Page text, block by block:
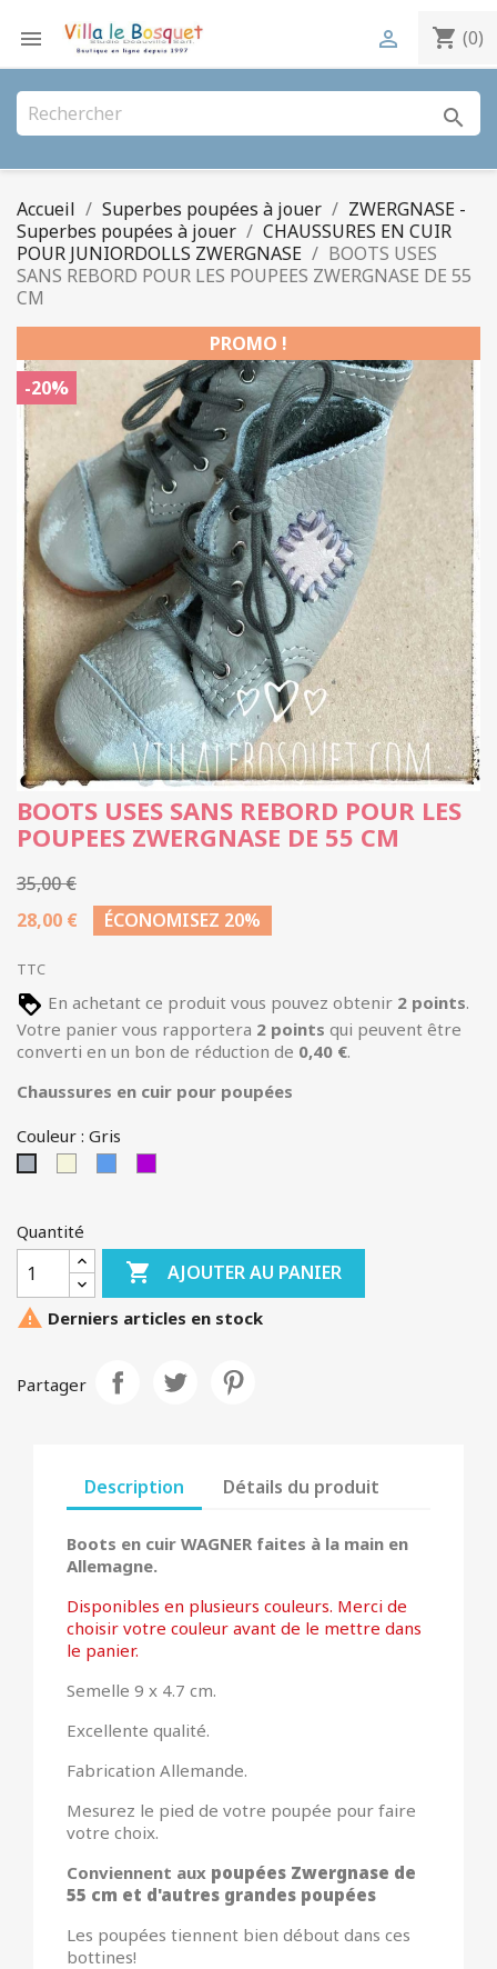
 shopping_cart (0)

search
Accueil Superbes poupées à jouer
ZWERGNASE -
Superbes poupées à jouer
CHAUSSURES EN CUIR
POUR JUNIORDOLLS ZWERGNASE
BOOTS USES
SANS REBORD POUR LES POUPEES ZWERGNASE DE 55
CM
PROMO !
-20%
BOOTS USES SANS REBORD POUR LES
POUPEES ZWERGNASE DE 55 CM
35,00 €
28,00 €
ÉCONOMISEZ 20%
TTC
En achetant ce produit vous pouvez obtenir 2 points.
Votre panier vous rapportera 2 points qui peuvent être
converti en un bon de réduction de 0,40 €.
Chaussures en cuir pour poupées
Couleur : Gris
Quantité
 AJOUTER AU PANIER
 Derniers articles en stock
Partager
Description Détails du produit
Boots en cuir WAGNER faites à la main en
Allemagne.
Disponibles en plusieurs couleurs. Merci de
choisir votre couleur avant de le mettre dans
le panier.
Semelle 9 x 4.7 cm.
Excellente qualité.
Fabrication Allemande.
Mesurez le pied de votre poupée pour faire
votre choix.
Conviennent aux poupées Zwergnase de
55 cm et d'autres grandes poupées
Les poupées tiennent bien débout dans ces
bottines!